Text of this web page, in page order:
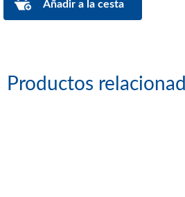
Productos